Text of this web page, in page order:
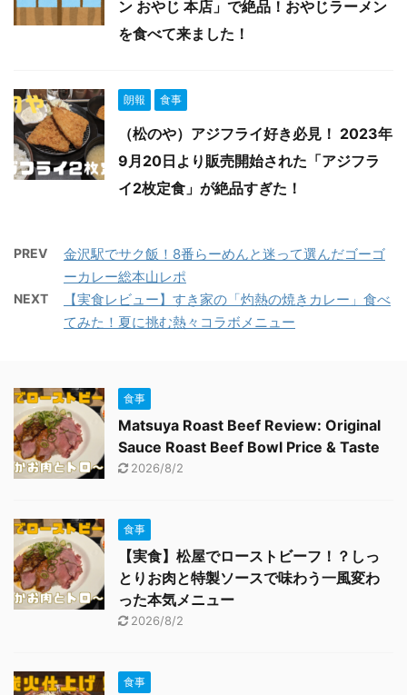
ン おやじ 本店」で絶品！おやじラーメン
を食べて来ました！
朗報 食事
（松のや）アジフライ好き必見！ 2023年
9月20日より販売開始された「アジフラ
イ2枚定食」が絶品すぎた！
PREV
金沢駅でサク飯！8番らーめんと迷って選んだゴーゴ
ーカレー総本山レポ
NEXT
【実食レビュー】すき家の「灼熱の焼きカレー」食べ
てみた！夏に挑む熱々コラボメニュー
食事
Matsuya Roast Beef Review: Original
Sauce Roast Beef Bowl Price & Taste
2026/8/2
食事
【実食】松屋でローストビーフ！？しっ
とりお肉と特製ソースで味わう一風変わ
った本気メニュー
2026/8/2
食事